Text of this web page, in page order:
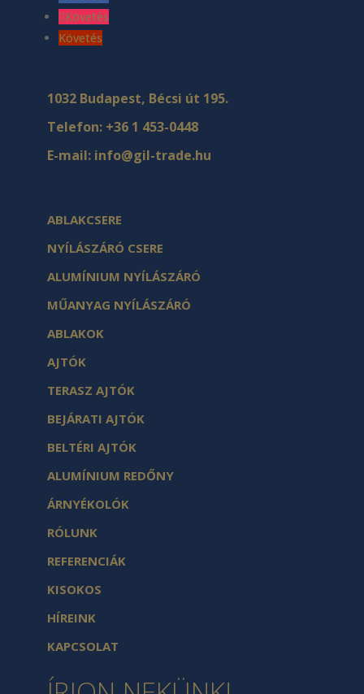
Követés
Követés
1032 Budapest, Bécsi út 195.
Telefon: +36 1 453-0448
E-mail: info@gil-trade.hu
ABLAKCSERE
NYÍLÁSZÁRÓ CSERE
ALUMÍNIUM NYÍLÁSZÁRÓ
MŰANYAG NYÍLÁSZÁRÓ
ABLAKOK
AJTÓK
TERASZ AJTÓK
BEJÁRATI AJTÓK
BELTÉRI AJTÓK
ALUMÍNIUM REDŐNY
ÁRNYÉKOLÓK
RÓLUNK
REFERENCIÁK
KISOKOS
HÍREINK
KAPCSOLAT